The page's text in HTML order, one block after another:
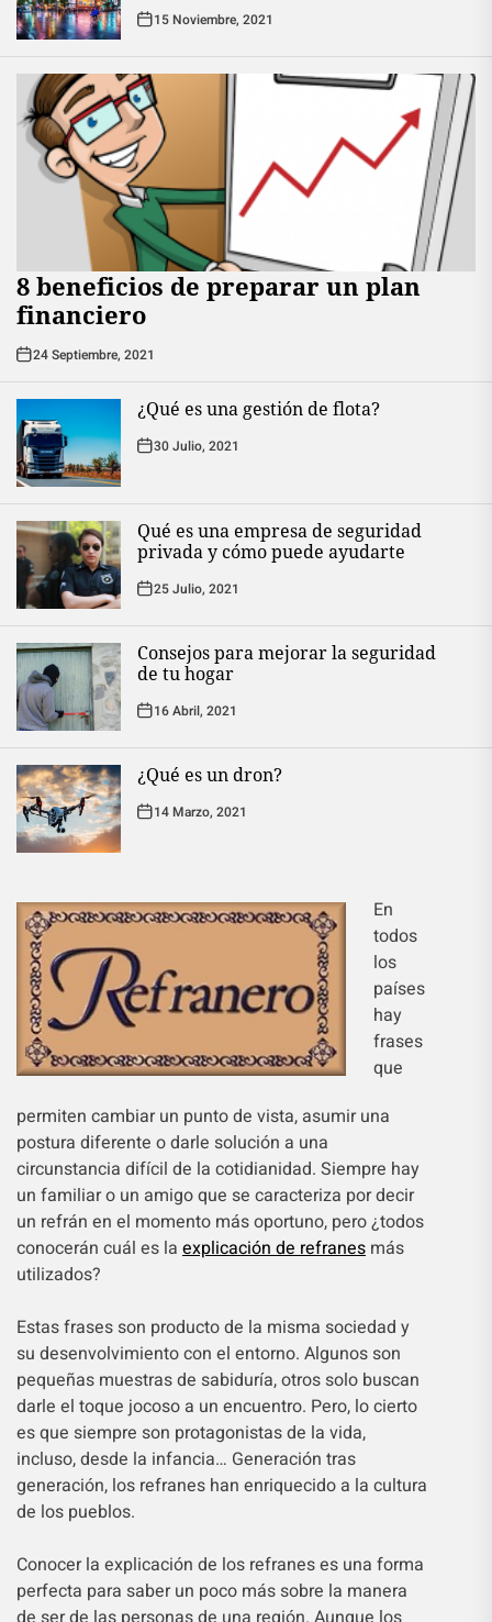
15 Noviembre, 2021
8 beneficios de preparar un plan
financiero
24 Septiembre, 2021
¿Qué es una gestión de flota?
30 Julio, 2021
Qué es una empresa de seguridad
privada y cómo puede ayudarte
25 Julio, 2021
Consejos para mejorar la seguridad
de tu hogar
16 Abril, 2021
¿Qué es un dron?
14 Marzo, 2021
En
todos
los
países
hay
frases
que
permiten cambiar un punto de vista, asumir una
postura diferente o darle solución a una
circunstancia difícil de la cotidianidad. Siempre hay
un familiar o un amigo que se caracteriza por decir
un refrán en el momento más oportuno, pero ¿todos
conocerán cuál es la explicación de refranes más
utilizados?
Estas frases son producto de la misma sociedad y
su desenvolvimiento con el entorno. Algunos son
pequeñas muestras de sabiduría, otros solo buscan
darle el toque jocoso a un encuentro. Pero, lo cierto
es que siempre son protagonistas de la vida,
incluso, desde la infancia… Generación tras
generación, los refranes han enriquecido a la cultura
de los pueblos.
Conocer la explicación de los refranes es una forma
perfecta para saber un poco más sobre la manera